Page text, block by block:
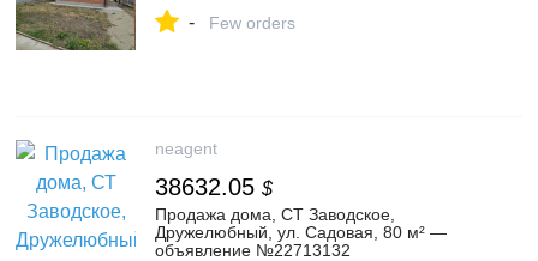
- Few orders
neagent
38632.05 $
Продажа дома, СТ Заводское,
Дружелюбный, ул. Садовая, 80 м² —
объявление №22713132